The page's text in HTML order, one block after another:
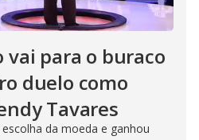
vai para o buraco
duelo como
Tavares
da moeda e ganhou